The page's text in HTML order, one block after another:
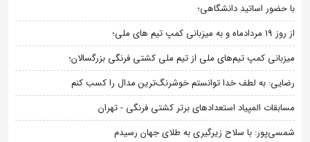
با حضور اساتید دانشگاهی؛
از روز 19 مردادماه و به میزبانی کمپ تیم های ملی؛
میزبانی کمپ تیم‌های ملی از تیم ملی کشتی فرنگی بزرگسالان؛
رضایی: به لطف خدا توانستم خوشرنگ‌ترین مدال را کسب کنم
مسابقات المپیاد استعدادهای برتر کشتی فرنگی - تهران
شمسی‌پور: با سلاح زیرگیری به طلای جهان رسیدم